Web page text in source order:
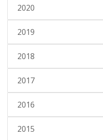
2020
2019
2018
2017
2016
2015